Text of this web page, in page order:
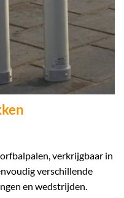
verkrijgbaar in
verschillende
en wedstrijden.